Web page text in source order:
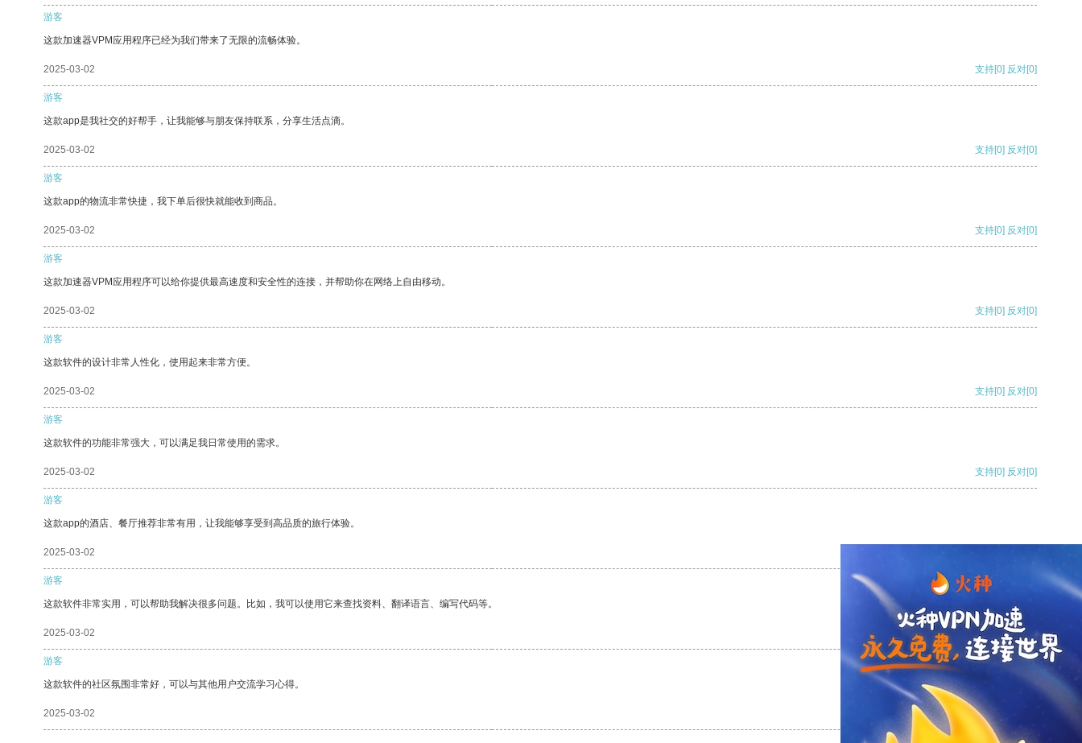
游客
这款加速器VPM应用程序已经为我们带来了无限的流畅体验。
2025-03-02 支持[0] 反对[0]
游客
这款app是我社交的好帮手，让我能够与朋友保持联系，分享生活点滴。
2025-03-02 支持[0] 反对[0]
游客
这款app的物流非常快捷，我下单后很快就能收到商品。
2025-03-02 支持[0] 反对[0]
游客
这款加速器VPM应用程序可以给你提供最高速度和安全性的连接，并帮助你在网络上自由移动。
2025-03-02 支持[0] 反对[0]
游客
这款软件的设计非常人性化，使用起来非常方便。
2025-03-02 支持[0] 反对[0]
游客
这款软件的功能非常强大，可以满足我日常使用的需求。
2025-03-02 支持[0] 反对[0]
游客
这款app的酒店、餐厅推荐非常有用，让我能够享受到高品质的旅行体验。
2025-03-02
游客
这款软件非常实用，可以帮助我解决很多问题。比如，我可以使用它来查找资料、翻译语言、编写代码等。
2025-03-02 支持 [0] 反对 [0]
游客
这款软件的社区氛围非常好，可以与其他用户交流学习心得。
2025-03-02 支持